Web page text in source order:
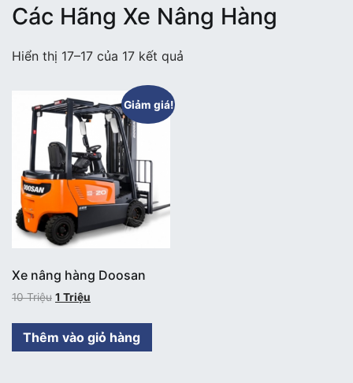
Các Hãng Xe Nâng Hàng
Hiển thị 17–17 của 17 kết quả
Giảm giá!
Xe nâng hàng Doosan
10Triệu 1 Triệu
Thêm vào giỏ hàng